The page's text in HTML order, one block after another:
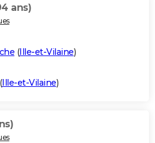
ans)
(Ille-et-Vilaine)
(Ille-et-Vilaine)